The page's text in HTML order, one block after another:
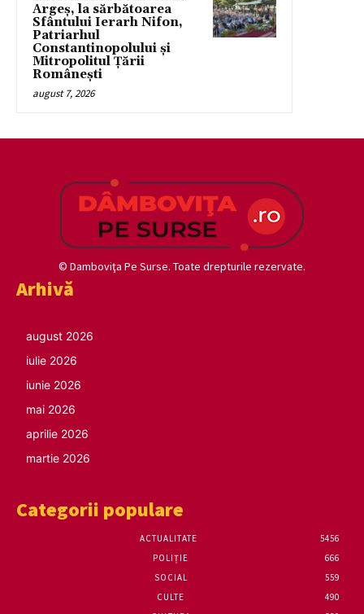
Argeș, la sărbătoarea
Sfântului Ierarh Nifon,
Patriarhul
Constantinopolului și
Mitropolitul Țării
Românești
august 7, 2026
© Damboviţa Pe Surse. Toate drepturile rezervate.
Arhivă
august 2026
iulie 2026
iunie 2026
mai 2026
aprilie 2026
martie 2026
Categorii populare
ACTUALITATE
5456
POLIȚIE
666
SOCIAL
559
CULTE
490